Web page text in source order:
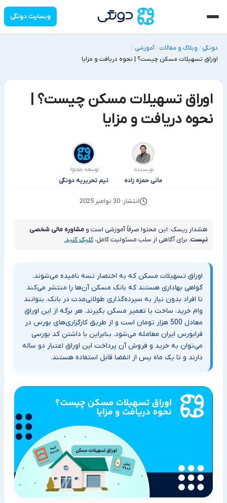
وبسایت دونگی
دونگی /وبلاگ و مقالات /آموزشی /
اوراق تسهیلات مسکن چیست؟ | نحوه دریافت و مزایا
اوراق تسهیلات مسکن چیست؟ |
نحوه دریافت و مزایا
نویسنده:
مانی حمزه زاده
توسعه محتوا:
تیم تحریریه دونگی
انتشار: 30 نوامبر 2025
هشدار ریسک: این محتوا صرفاً آموزشی است و مشاوره مالی شخصی
نیست. برای آگاهی از سلب مسئولیت کامل، کلیک کنید.
اوراق تسهیلات مسکن که به اختصار تسه نامیده می‌شوند،
گواهی‌ بهاداری هستند که بانک مسکن آن‌ها را منتشر می‌کند
تا افراد بدون نیاز به سپرده‌گذاری طولانی‌مدت در بانک، بتوانند
وام خرید، ساخت یا تعمیر مسکن بگیرند. هر برگه از این اوراق
معادل 500 هزار تومان است و از طریق کارگزاری‌های بورس در
فرابورس ایران معامله می‌شود، بنابراین با داشتن کد بورسی
می‌توان به خرید و فروش آن پرداخت این اوراق اعتبار دو ساله
دارند و تا یک ماه پس از انقضا قابل استفاده هستند.